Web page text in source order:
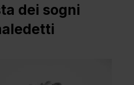
dei sogni